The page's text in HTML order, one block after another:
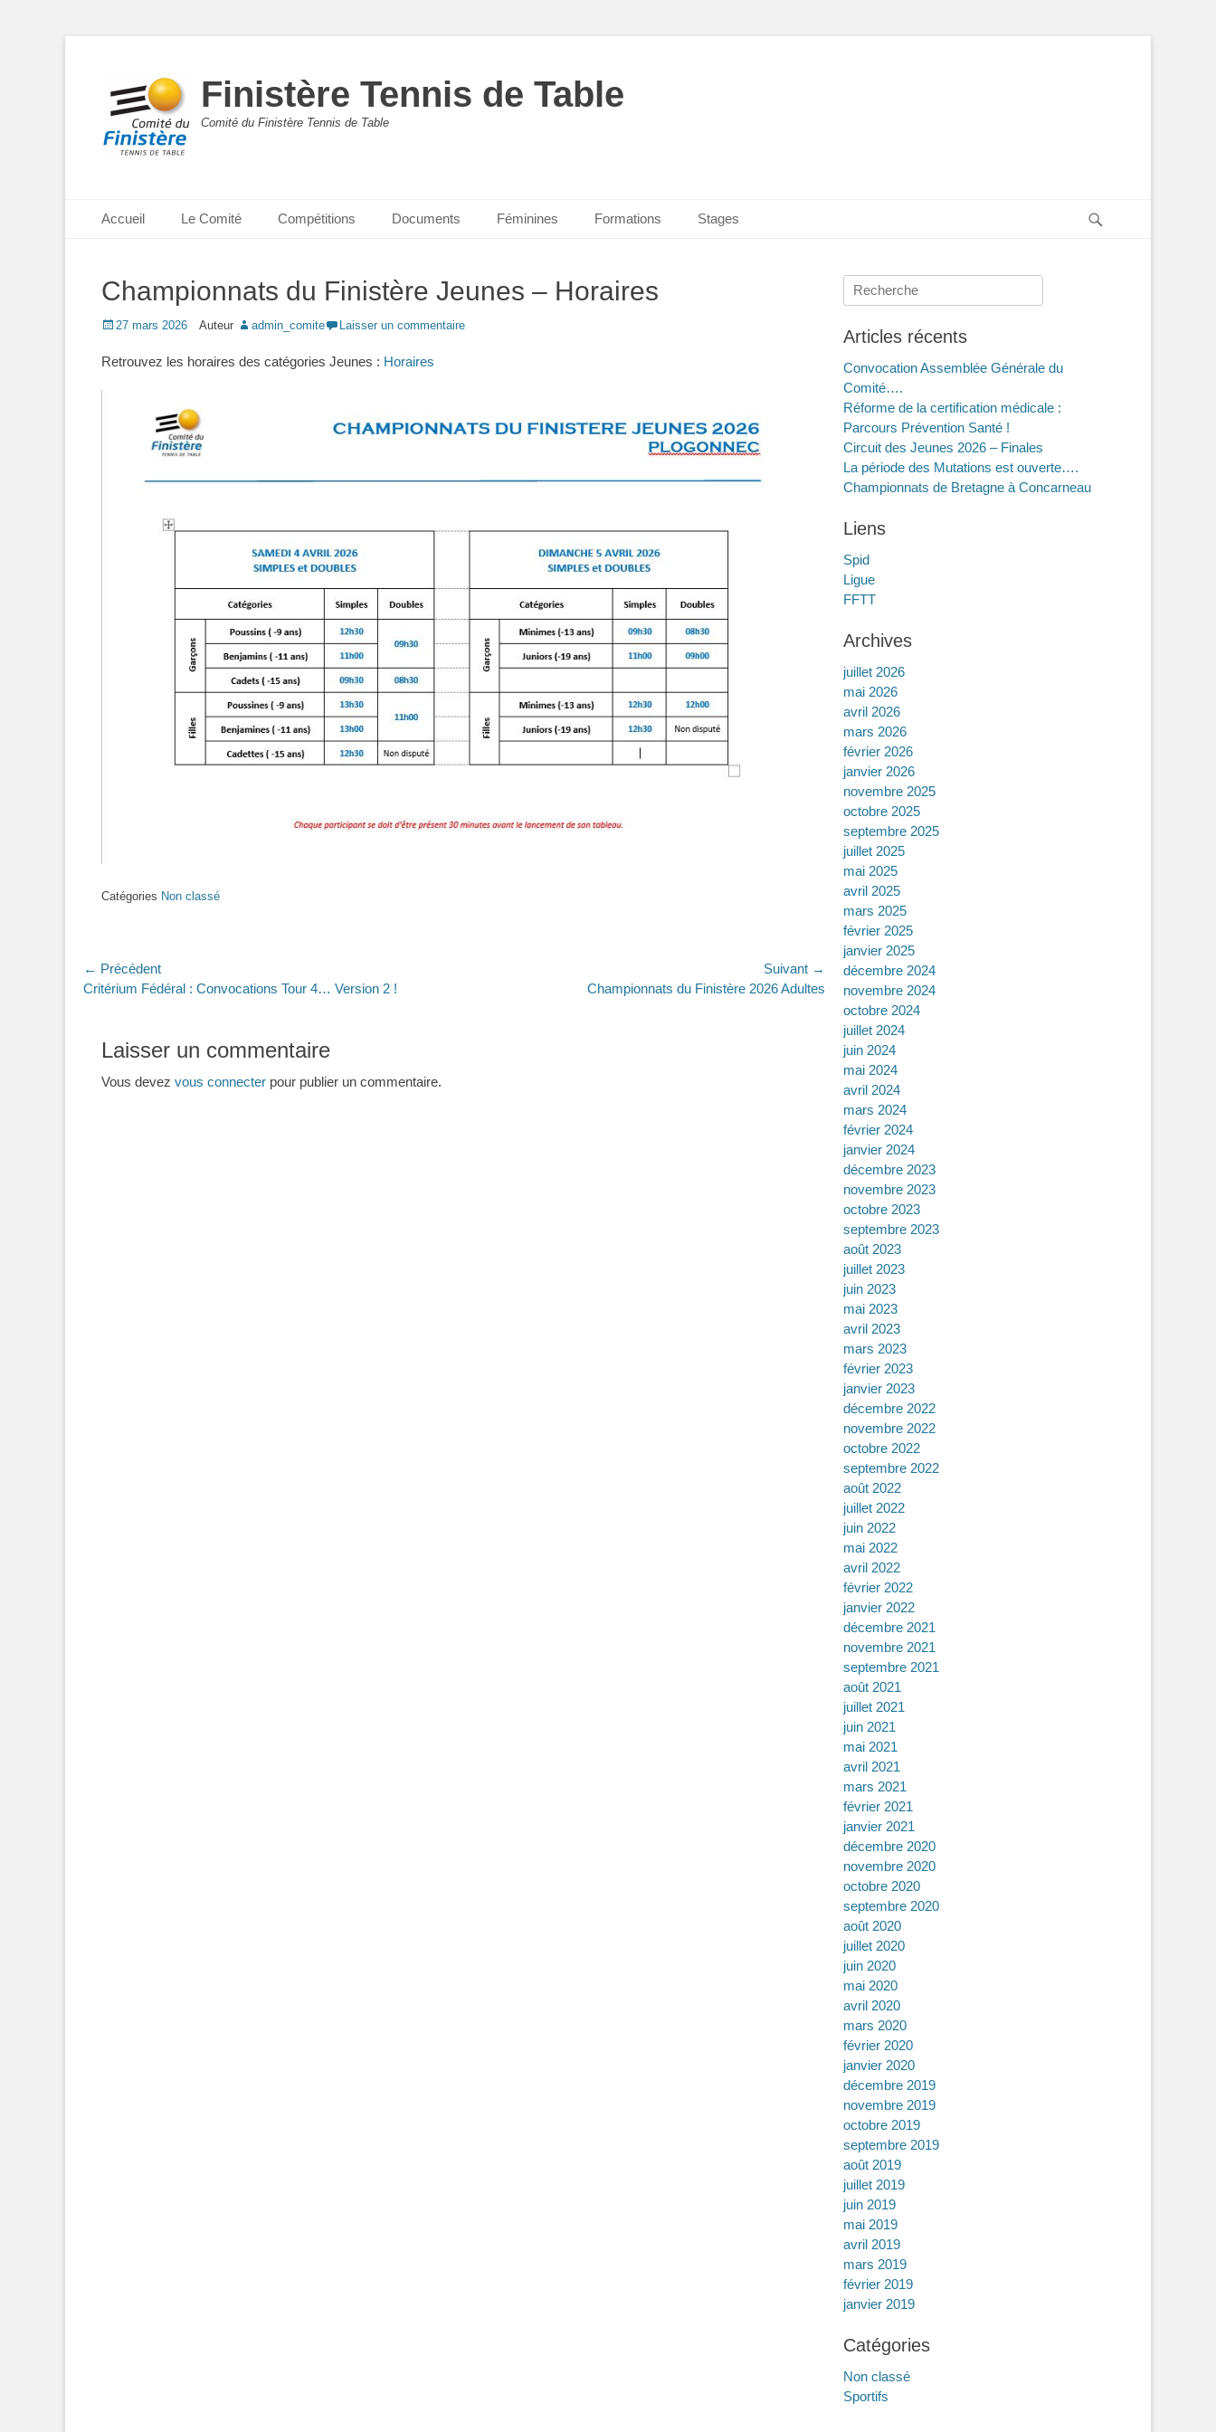
Finistère Tennis de Table
Comité du Finistère Tennis de Table
Menu principal
Accueil Le Comité Compétitions Documents Féminines Formations Stages
Championnats du Finistère Jeunes – Horaires
Posted
27 mars 2026 Auteur admin_comite Laisser un commentaire
Retrouvez les horaires des catégories Jeunes : Horaires
Catégories Non classé
Navigation
de
← Précédent
Article
Critérium Fédéral : Convocations Tour 4… Version 2 !
Suivant →
Championnats du Finistère 2026 Adultes
Laisser un commentaire
Vous devez vous connecter pour publier un commentaire.
Rechercher :
Articles récents
Convocation Assemblée Générale du
Comité….
Réforme de la certification médicale :
Parcours Prévention Santé !
Circuit des Jeunes 2026 – Finales
La période des Mutations est ouverte….
Championnats de Bretagne à Concarneau
Liens
Spid
Ligue
FFTT
Archives
juillet 2026
mai 2026
avril 2026
mars 2026
février 2026
janvier 2026
novembre 2025
octobre 2025
septembre 2025
juillet 2025
mai 2025
avril 2025
mars 2025
février 2025
janvier 2025
décembre 2024
novembre 2024
octobre 2024
juillet 2024
juin 2024
mai 2024
avril 2024
mars 2024
février 2024
janvier 2024
décembre 2023
novembre 2023
octobre 2023
septembre 2023
août 2023
juillet 2023
juin 2023
mai 2023
avril 2023
mars 2023
février 2023
janvier 2023
décembre 2022
novembre 2022
octobre 2022
septembre 2022
août 2022
juillet 2022
juin 2022
mai 2022
avril 2022
février 2022
janvier 2022
décembre 2021
novembre 2021
septembre 2021
août 2021
juillet 2021
juin 2021
mai 2021
avril 2021
mars 2021
février 2021
janvier 2021
décembre 2020
novembre 2020
octobre 2020
septembre 2020
août 2020
juillet 2020
juin 2020
mai 2020
avril 2020
mars 2020
février 2020
janvier 2020
décembre 2019
novembre 2019
octobre 2019
septembre 2019
août 2019
juillet 2019
juin 2019
mai 2019
avril 2019
mars 2019
février 2019
janvier 2019
Catégories
Non classé
Sportifs